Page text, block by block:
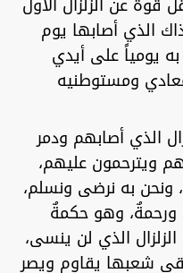
الذي أصابها يوم
يومياً على أيدي
ومستوطنيه
الذي أصابهم ودمر
ويترحمون عليهم،
ونحن به نرضى ونسلم،
ورحمةٌ، وهو حكمةٌ
الذي لن ينسى،
شعبها يقاوم ويصر